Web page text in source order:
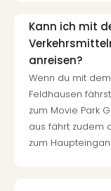
Kann ich mit
anreisen?
Wenn du mit
Feldhausen
zum Movie Park
aus fährt zudem
zum